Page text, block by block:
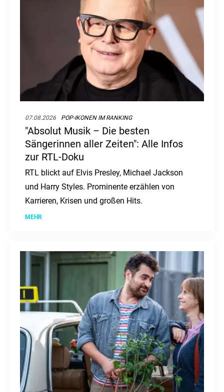
07.08.2026 POP-IKONEN IM RANKING
"Absolut Musik – Die besten
Sängerinnen aller Zeiten": Alle Infos
zur RTL-Doku
RTL blickt auf Elvis Presley, Michael Jackson
und Harry Styles. Prominente erzählen von
Karrieren, Krisen und großen Hits.
MEHR